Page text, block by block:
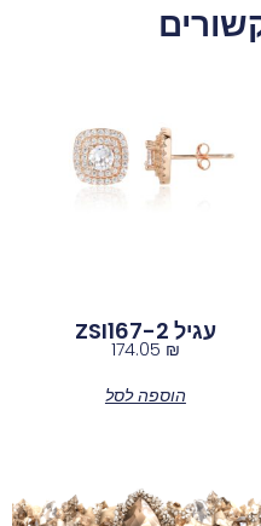
עגיל ZSI167-2
174.05 ₪
הוספה לסל